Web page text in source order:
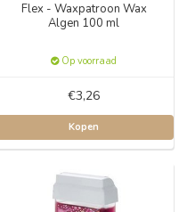
Flex - Waxpatroon Wax
Algen 100 ml
Op voorraad
€3,26
Kopen